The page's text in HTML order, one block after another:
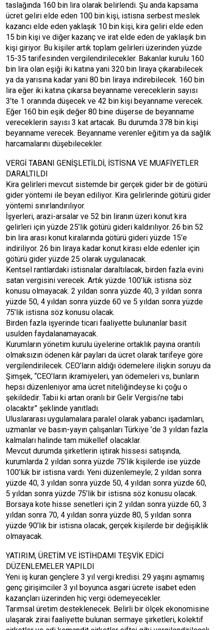
taslağında 160 bin lira olarak belirlendi. Şu anda kapsama
ücret geliri elde eden 100 bin kişi, istisna serbest meslek
kazancı elde eden yaklaşık 10 bin kişi, kira geliri elde eden
15 bin kişi ve diğer kazanç ve irat elde eden de yaklaşık bin
kişi giriyor. Bu kişiler artık toplam gelirleri üzerinden yüzde
15-35 tarifesinden vergilendirilecekler. Bakanlar kurulu 160
bin lira olan eşiği iki katına yani 320 bin liraya çıkarabilecek
ya da yarısına kadar yani 80 bin liraya indirebilecek. 160 bin
lira eğer iki katına çıkarsa beyanname vereceklerin sayısı
3’te 1 oranında düşecek ve 42 bin kişi beyanname verecek.
Eğer 160 bin eşik değer 80 bine düşerse de beyanname
vereceklerin sayısı 3 kat artacak. Bu durumda 378 bin kişi
beyanname verecek. Beyanname verenler eğitim ya da sağlık
harcamalarını düşebilecekler.
VERGİ TABANI GENİŞLETİLDİ, İSTİSNA VE MUAFİYETLER
DARALTILDI
Kira gelirleri mevcut sistemde bir gerçek gider bir de götürü
gider yöntemi ile beyan ediliyor. Kira gelirlerinde götürü gider
yöntemi sınırlandırılıyor.
İşyerleri, arazi-arsalar ve 52 bin liranın üzeri konut kira
gelirleri için yüzde 25’lik götürü gideri kaldırılıyor. 26 bin 52
bin lira arası konut kiralarında götürü gideri yüzde 15’e
indiriliyor. 26 bin liraya kadar konut kirası elde edenler için
götürü gider yüzde 25 olarak uygulanacak.
Kentsel rantlardaki istisnalar daraltılacak, birden fazla evini
satan vergisini verecek. Artık yüzde 100’lük istisna söz
konusu olmayacak. 2 yıldan sonra yüzde 40, 3 yıldan sonra
yüzde 50, 4 yıldan sonra yüzde 60 ve 5 yıldan sonra yüzde
75’lik istisna söz konusu olacak.
Birden fazla işyerinde ticari faaliyette bulunanlar basit
usulden faydalanamayacak.
Kurumların yönetim kurulu üyelerine ortaklık payına orantılı
olmaksızın ödenen kâr payları da ücret olarak tarifeye göre
vergilendirilecek. CEO’ların aldığı ödemelere ilişkin soruyu da
Şimşek, “CEO’ların ikramiyeleri, yan ödemeleri vs, bunların
hepsi düzenleniyor ama ücret niteliğindeyse ki çoğu o
şekildedir. Tabii ki artan oranlı bir Gelir Vergisi’ne tabi
olacaktır” şeklinde yanıtladı.
Uluslararası uygulamalara paralel olarak yabancı işadamları,
uzmanlar ve basın-yayın çalışanları Türkiye ’de 3 yıldan fazla
kalmaları halinde tam mükellef olacaklar.
Mevcut durumda şirketlerin iştirak hissesi satışında,
kurumlarda 2 yıldan sonra yüzde 75’lik kişilerde ise yüzde
100’lük bir istisna vardı. Yeni düzenlemeyle; 2 yıldan sonra
yüzde 40, 3 yıldan sonra yüzde 50, 4 yıldan sonra yüzde 60,
5 yıldan sonra yüzde 75’lik bir istisna söz konusu olacak.
Borsaya kote hisse senetleri için 2 yıldan sonra yüzde 60, 3
yıldan sonra 70, 4 yıldan sonra yüzde 80, 5 yıldan sonra
yüzde 90’lık bir istisna olacak, gerçek kişilerde bir değişiklik
olmayacak.
YATIRIM, ÜRETİM VE İSTİHDAMI TEŞVİK EDİCİ
DÜZENLEMELER YAPILDI
Yeni iş kuran gençlere 3 yıl vergi kredisi. 29 yaşını aşmamış
genç girişimciler 3 yıl boyunca asgari ücrete isabet eden
kazançları üzerinden hiç vergi ödemeyecekler.
Tarımsal üretim desteklenecek. Belirli bir ölçek ekonomisine
ulaşarak zirai faaliyette bulunan sermaye şirketleri, kolektif